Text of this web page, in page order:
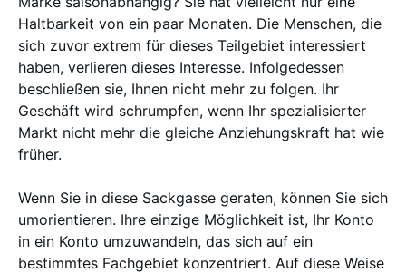
Haltbarkeit von ein paar Monaten. Die Menschen, die
sich zuvor extrem für dieses Teilgebiet interessiert
haben, verlieren dieses Interesse. Infolgedessen
beschließen sie, Ihnen nicht mehr zu folgen. Ihr
Geschäft wird schrumpfen, wenn Ihr spezialisierter
Markt nicht mehr die gleiche Anziehungskraft hat wie
früher.
Wenn Sie in diese Sackgasse geraten, können Sie sich
umorientieren. Ihre einzige Möglichkeit ist, Ihr Konto
in ein Konto umzuwandeln, das sich auf ein
bestimmtes Fachgebiet konzentriert. Auf diese Weise